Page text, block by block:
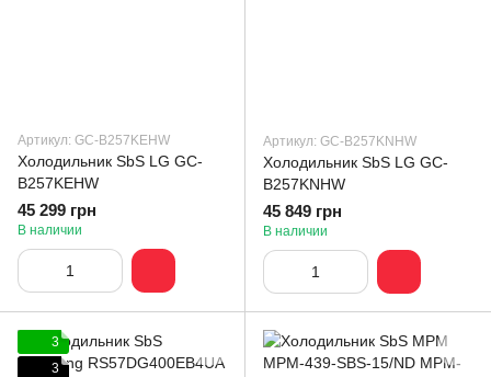
Артикул: GC-B257KEHW
Холодильник SbS LG GC-
B257KEHW
45 299 грн
В наличии
Артикул: GC-B257KNHW
Холодильник SbS LG GC-
B257KNHW
45 849 грн
В наличии
3
3